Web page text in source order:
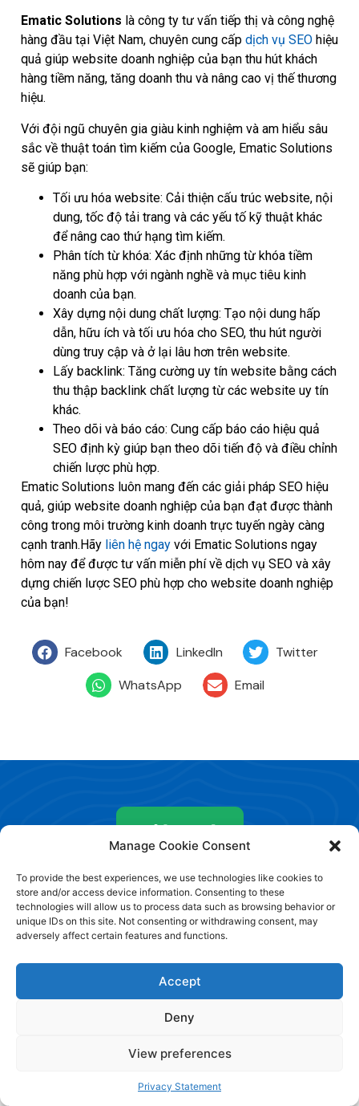
Manage Cookie Consent
To provide the best experiences, we use technologies like cookies to
store and/or access device information. Consenting to these
technologies will allow us to process data such as browsing behavior or
unique IDs on this site. Not consenting or withdrawing consent, may
adversely affect certain features and functions.
Accept
Deny
View preferences
Privacy Statement
Ematic Solutions là công ty tư vấn tiếp thị và công nghệ
hàng đầu tại Việt Nam, chuyên cung cấp dịch vụ SEO hiệu
quả giúp website doanh nghiệp của bạn thu hút khách
hàng tiềm năng, tăng doanh thu và nâng cao vị thế thương
hiệu.
Với đội ngũ chuyên gia giàu kinh nghiệm và am hiểu sâu
sắc về thuật toán tìm kiếm của Google, Ematic Solutions
sẽ giúp bạn:
Tối ưu hóa website: Cải thiện cấu trúc website, nội
dung, tốc độ tải trang và các yếu tố kỹ thuật khác
để nâng cao thứ hạng tìm kiếm.
Phân tích từ khóa: Xác định những từ khóa tiềm
năng phù hợp với ngành nghề và mục tiêu kinh
doanh của bạn.
Xây dựng nội dung chất lượng: Tạo nội dung hấp
dẫn, hữu ích và tối ưu hóa cho SEO, thu hút người
dùng truy cập và ở lại lâu hơn trên website.
Lấy backlink: Tăng cường uy tín website bằng cách
thu thập backlink chất lượng từ các website uy tín
khác.
Theo dõi và báo cáo: Cung cấp báo cáo hiệu quả
SEO định kỳ giúp bạn theo dõi tiến độ và điều chỉnh
chiến lược phù hợp.
Ematic Solutions luôn mang đến các giải pháp SEO hiệu
quả, giúp website doanh nghiệp của bạn đạt được thành
công trong môi trường kinh doanh trực tuyến ngày càng
cạnh tranh.Hãy liên hệ ngay với Ematic Solutions ngay
hôm nay để được tư vấn miễn phí về dịch vụ SEO và xây
dựng chiến lược SEO phù hợp cho website doanh nghiệp
của bạn!
Facebook LinkedIn
Twitter
WhatsApp
Email
Liên hệ
để nhận được những xu hướng
mới nhất!